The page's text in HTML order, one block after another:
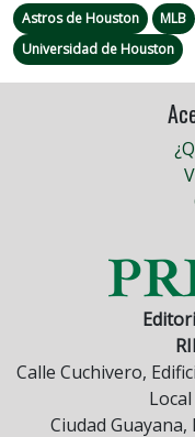
Astros de Houston MLB
Universidad de Houston
Calle Cuchivero,
Ciudad